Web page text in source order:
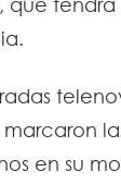
que
marcaron
en su